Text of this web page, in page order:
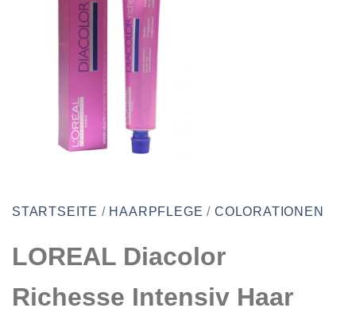
STARTSEITE / HAARPFLEGE / COLORATIONEN
LOREAL Diacolor
Richesse Intensiv Haar